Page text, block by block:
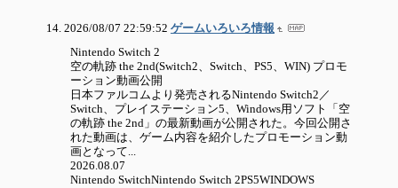
2026/08/07 22:59:52 ゲームいろいろ情報
Nintendo Switch 2
空の軌跡 the 2nd(Switch2、Switch、PS5、WIN) プロモ
ーション動画公開
日本ファルコムより発売されるNintendo Switch2／
Switch、プレイステーション5、Windows用ソフト「空
の軌跡 the 2nd」の最新動画が公開された。今回公開さ
れた動画は、ゲーム内容を紹介したプロモーション動
画となって...
2026.08.07
Nintendo SwitchNintendo Switch 2PS5WINDOWS